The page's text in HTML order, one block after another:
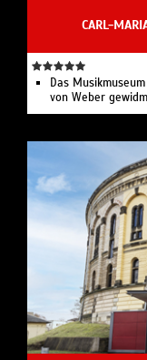
CARL-
Das
von Weber